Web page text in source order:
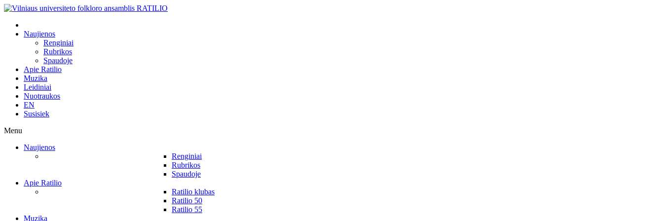
Naujienos
Renginiai
Rubrikos
Spaudoje
Apie Ratilio
Muzika
Leidiniai
Nuotraukos
EN
Susisiek
Menu
Naujienos
Renginiai
Rubrikos
Spaudoje
Apie Ratilio
Ratilio klubas
Ratilio 50
Ratilio 55
Muzika